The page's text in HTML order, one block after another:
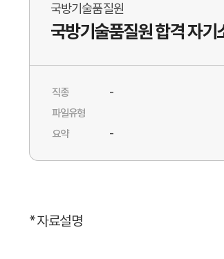
국방기술품질원
국방기술품질원 합격 자기
직종
-
파일유형
요약
-
* 자료설명